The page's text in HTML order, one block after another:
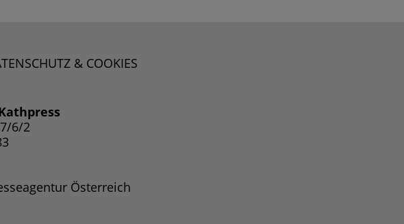
& COOKIES
6/2
Österreich